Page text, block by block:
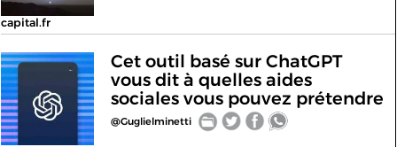
capital.fr
Cet outil basé sur ChatGPT
vous dit à quelles aides
sociales vous pouvez prétendre
@Guglielminetti